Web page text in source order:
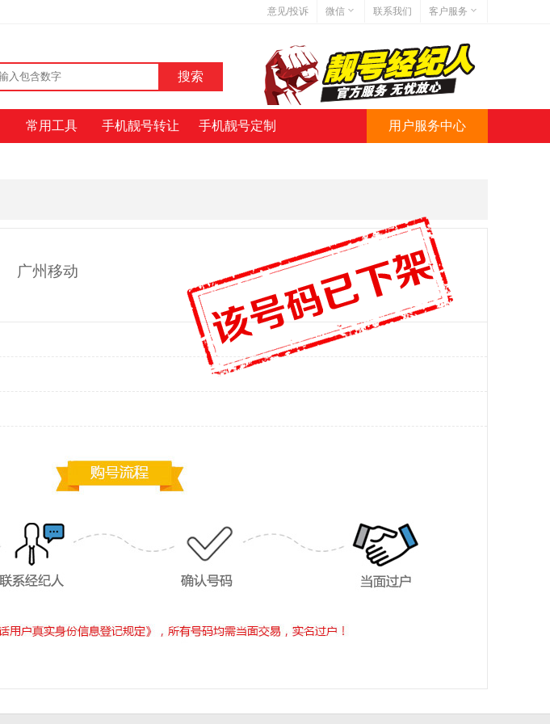
意见/投诉 微信
微信号:jihaoba999
联系我们
客户服务
网站地图
网站简介
常用工具 手机靓号转让 手机靓号定制 用户服务中心
广州移动